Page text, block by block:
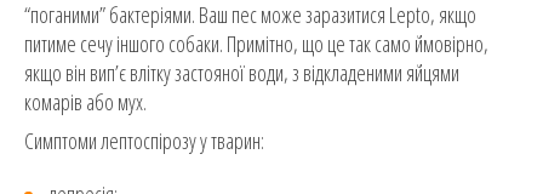
“поганими” бактеріями. Ваш пес може заразитися Lepto, якщо
питиме сечу іншого собаки. Примітно, що це так само ймовірно,
якщо він вип’є влітку застояної води, з відкладеними яйцями
комарів або мух.
Симптоми лептоспірозу у тварин: